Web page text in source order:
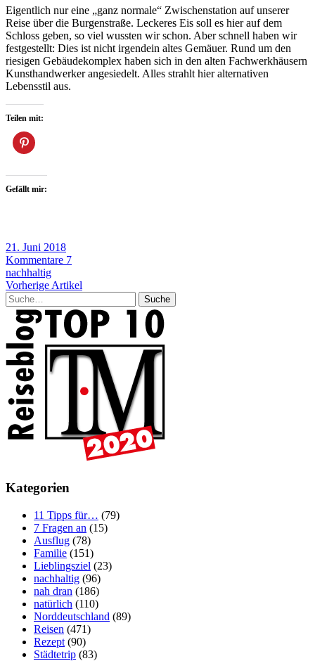
Eigentlich nur eine „ganz normale“ Zwischenstation auf unserer
Reise über die Burgenstraße. Leckeres Eis soll es hier auf dem
Schloss geben, so viel wussten wir schon. Aber schnell haben wir
festgestellt: Dies ist nicht irgendein altes Gemäuer. Rund um den
riesigen Gebäudekomplex haben sich in den alten Fachwerkhäusern
Kunsthandwerker angesiedelt. Alles strahlt hier alternativen
Lebensstil aus.
Teilen mit:
Gefällt mir:
21. Juni 2018
Kommentare 7
nachhaltig
Vorherige Artikel
Suche
Kategorien
11 Tipps für… (79)
7 Fragen an (15)
Ausflug (78)
Familie (151)
Lieblingsziel (23)
nachhaltig (96)
nah dran (186)
natürlich (110)
Norddeutschland (89)
Reisen (471)
Rezept (90)
Städtetrip (83)